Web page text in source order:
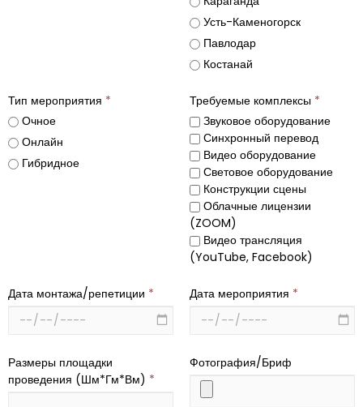
Усть-Каменогорск
Павлодар
Костанай
Тип мероприятия *
Очное
Онлайн
Гибридное
Требуемые комплексы *
Звуковое оборудование
Синхронный перевод
Видео оборудование
Световое оборудование
Конструкции сцены
Облачные лицензии
(ZOOM)
Видео трансляция
(YouTube, Facebook)
Дата монтажа/репетиции * Дата мероприятия *
Размеры площадки
проведения (Шм*Гм*Вм) *
Фотография/Бриф